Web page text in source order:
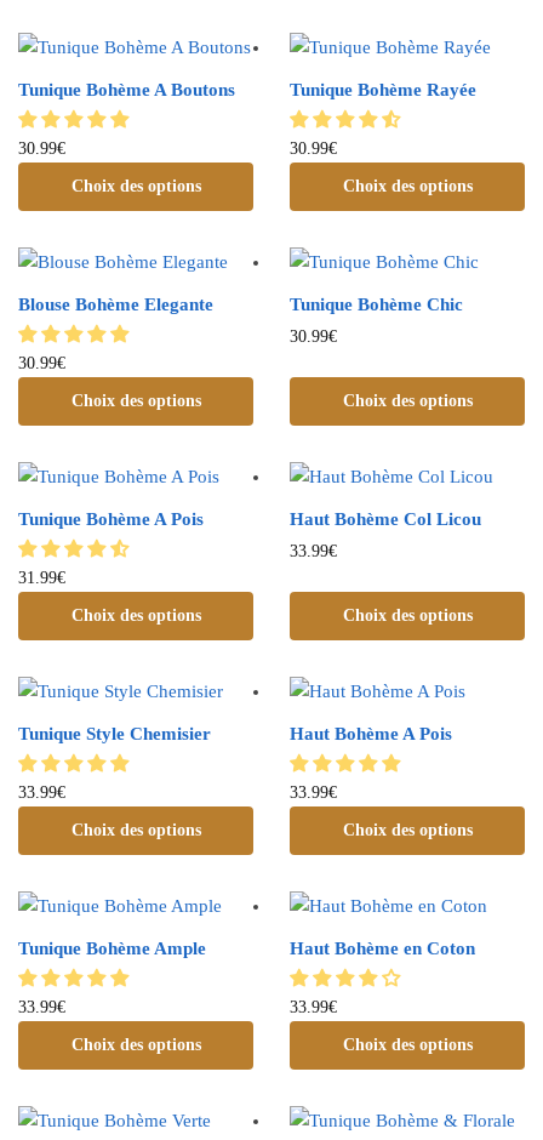
Tunique Bohème A Boutons
30.99€
Choix des options
Tunique Bohème Rayée
30.99€
Choix des options
Blouse Bohème Elegante
30.99€
Choix des options
Tunique Bohème Chic
30.99€
Choix des options
Tunique Bohème A Pois
31.99€
Choix des options
Haut Bohème Col Licou
33.99€
Choix des options
Tunique Style Chemisier
33.99€
Choix des options
Haut Bohème A Pois
33.99€
Choix des options
Tunique Bohème Ample
33.99€
Choix des options
Haut Bohème en Coton
33.99€
Choix des options